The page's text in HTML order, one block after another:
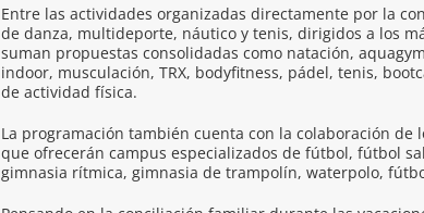
Entre las actividades organizadas directamente por la
de danza, multideporte, náutico y tenis, dirigidos a los
suman propuestas consolidadas como natación,
indoor, musculación, TRX, bodyfitness, pádel, tenis,
de actividad física.
La programación también cuenta con la colaboración de
que ofrecerán campus especializados de fútbol, fútbol
gimnasia rítmica, gimnasia de trampolín, waterpolo,